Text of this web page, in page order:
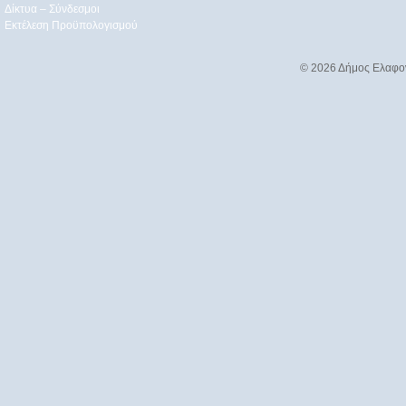
Δίκτυα – Σύνδεσμοι
Εκτέλεση Προϋπολογισμού
© 2026 Δήμος